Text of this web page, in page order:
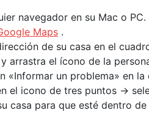
navegador en su Mac o
Maps .
de su casa en el
arrastra el ícono de la
«Informar un problema» en
el icono de tres puntos →
casa para que esté dentro